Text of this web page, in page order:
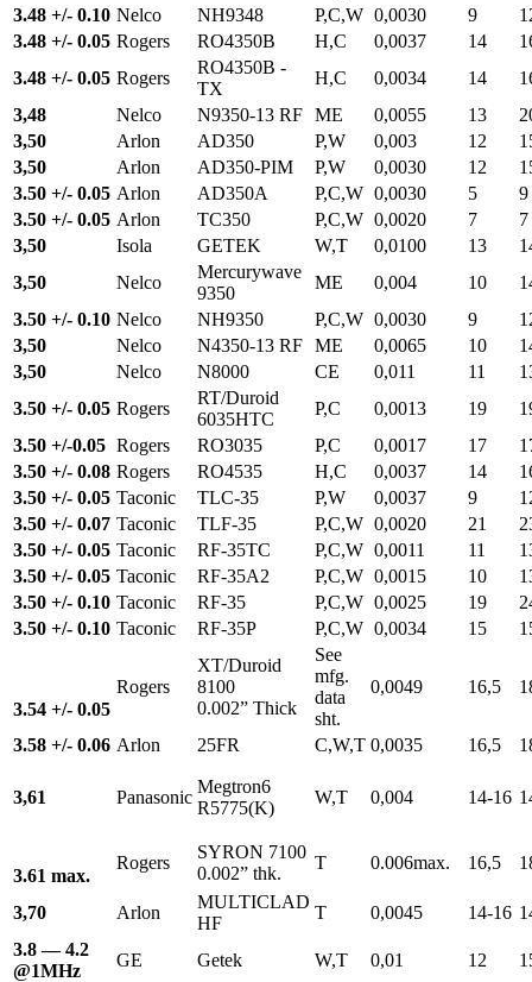
3.48 +/- 0.10 Nelco NH9348 P,C,W 0,0030 9
3.48 +/- 0.05 Rogers RO4350B H,C 0,0037 14
3.48 +/- 0.05 Rogers
RO4350B -
TX
H,C 0,0034 14
3,48
Nelco N9350-13 RF ME 0,0055 13
3,50
Arlon AD350 P,W 0,003 12
3,50
Arlon AD350-PIM P,W 0,0030 12
3.50 +/- 0.05 Arlon AD350A P,C,W 0,0030 5
9
3.50 +/- 0.05 Arlon TC350 P,C,W 0,0020 7
7
3,50
Isola GETEK W,T 0,0100 13
3,50
Nelco
Mercurywave
9350
ME 0,004 10
3.50 +/- 0.10 Nelco NH9350 P,C,W 0,0030 9
3,50
Nelco N4350-13 RF ME 0,0065 10
3,50
Nelco N8000 CE 0,011 11
3.50 +/- 0.05 Rogers
RT/Duroid
6035HTC
P,C 0,0013 19
3.50 +/-0.05 Rogers RO3035 P,C 0,0017 17
3.50 +/- 0.08 Rogers RO4535 H,C 0,0037 14
3.50 +/- 0.05 Taconic TLC-35 P,W 0,0037 9
3.50 +/- 0.07 Taconic TLF-35 P,C,W 0,0020 21
3.50 +/- 0.05 Taconic RF-35TC P,C,W 0,0011 11
3.50 +/- 0.05 Taconic RF-35A2 P,C,W 0,0015 10
3.50 +/- 0.10 Taconic RF-35 P,C,W 0,0025 19
3.50 +/- 0.10 Taconic RF-35P P,C,W 0,0034 15
Rogers
XT/Duroid
8100
0.002” Thick
See
mfg.
data
sht.
0,0049 16,5
3.54 +/- 0.05
3.58 +/- 0.06 Arlon 25FR C,W,T 0,0035 16,5
Panasonic
Megtron6
R5775(K)
W,T 0,004 14-16
3,61
Rogers
SYRON 7100
0.002” thk.
T 0.006max. 16,5
3.61 max.
3,70
Arlon
MULTICLAD
HF
T 0,0045 14-16
3.8 — 4.2
@1MHz
GE Getek W,T 0,01 12